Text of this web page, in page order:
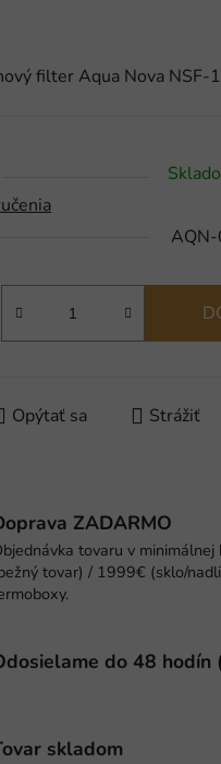
filter Aqua Nova NSF-
Opýtať sa Strážiť
ZADARMO
tovaru v
tovar) / 1999€ (sklo/
do 48 hodín
skladom